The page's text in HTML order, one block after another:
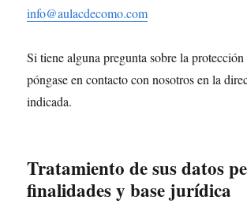
info@aulacdecomo.com
Si tiene alguna pregunta sobre la protección
póngase en contacto con nosotros en la
indicada.
Tratamiento de sus datos
finalidades y base jurídica